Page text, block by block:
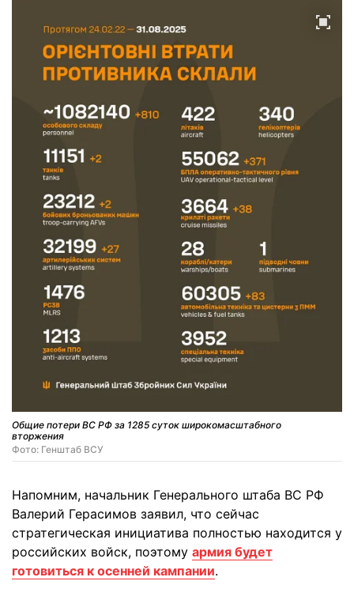
Общие потери ВС РФ за 1285 суток широкомасштабного
вторжения
Фото: Генштаб ВСУ
Напомним, начальник Генерального штаба ВС РФ
Валерий Герасимов заявил, что сейчас
стратегическая инициатива полностью находится у
российских войск, поэтому армия будет
готовиться к осенней кампании.